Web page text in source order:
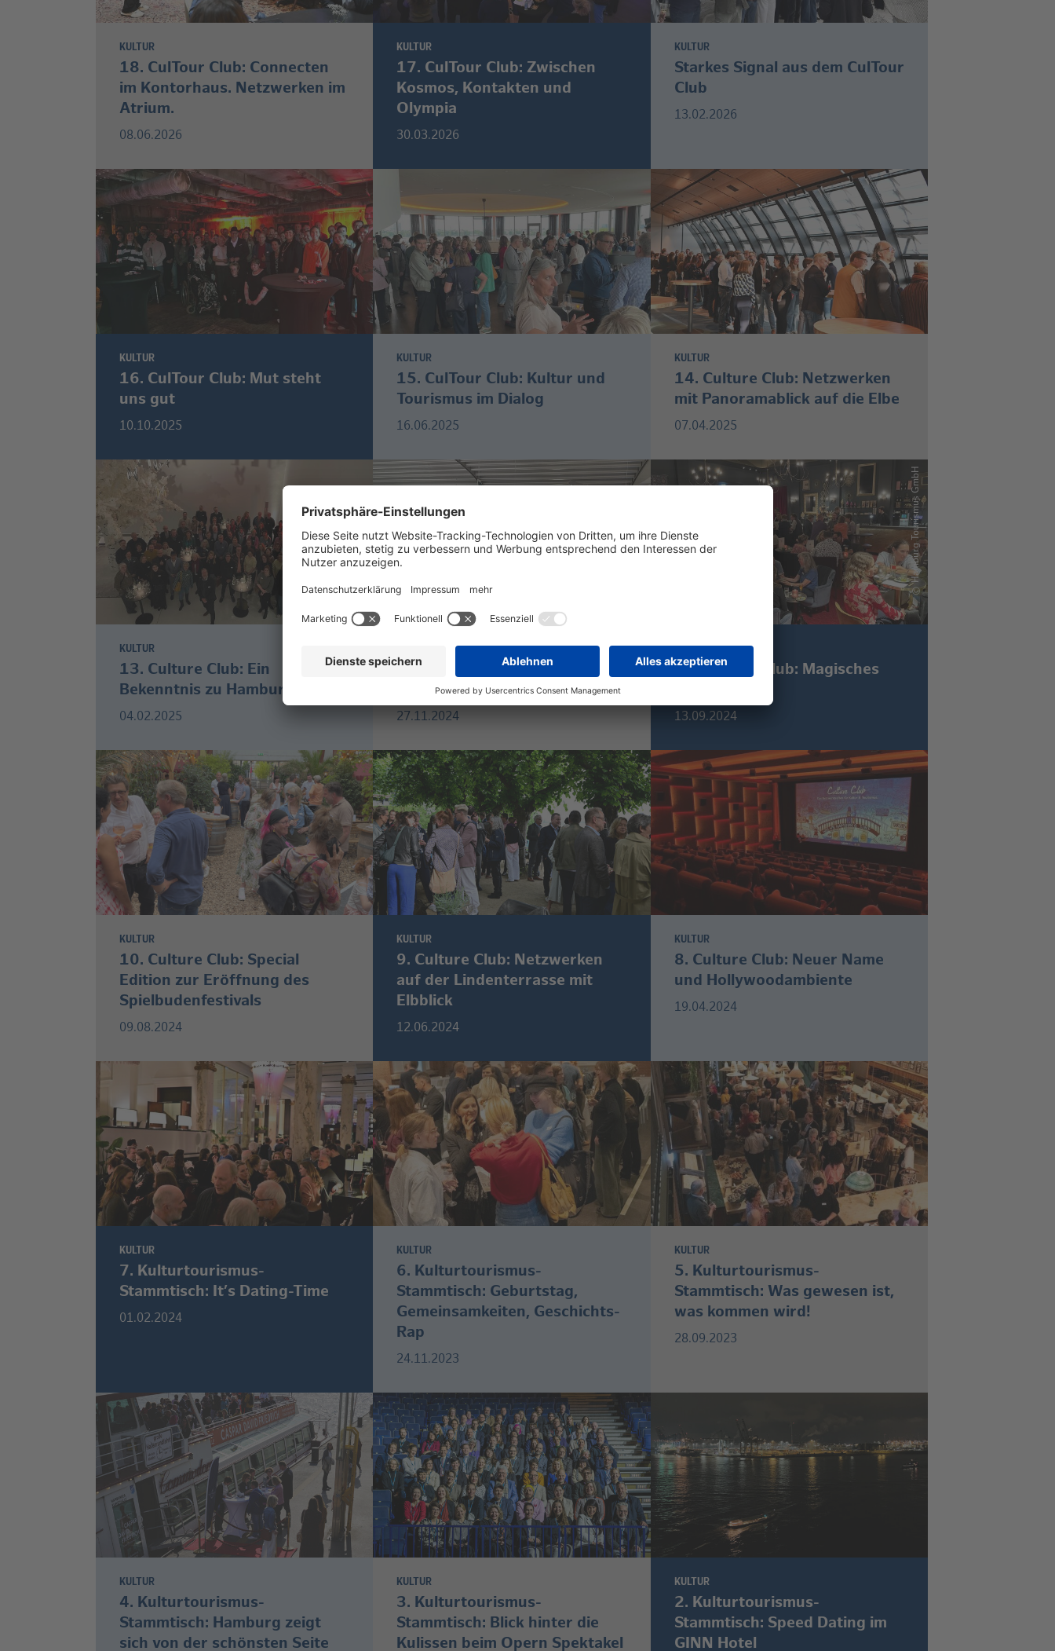
KULTUR
18. CulTour Club: Connecten
im Kontorhaus. Netzwerken im
Atrium.
08.06.2026
KULTUR
17. CulTour Club: Zwischen
Kosmos, Kontakten und
Olympia
30.03.2026
KULTUR
Starkes Signal aus dem CulTour
Club
13.02.2026
KULTUR
16. CulTour Club: Mut steht
uns gut
10.10.2025
KULTUR
15. CulTour Club: Kultur und
Tourismus im Dialog
16.06.2025
KULTUR
14. Culture Club: Netzwerken
mit Panoramablick auf die Elbe
07.04.2025
KULTUR
13. Culture Club: Ein
Bekenntnis zu Hamburg
04.02.2025
12. Culture Club: Fly on the
Wings of Love
27.11.2024
©
Hamburg Tourismus GmbH
KULTUR
11. Culture Club: Magisches
13.09.2024
KULTUR
10. Culture Club: Special
Edition zur Eröffnung des
Spielbudenfestivals
09.08.2024
KULTUR
9. Culture Club: Netzwerken
auf der Lindenterrasse mit
Elbblick
12.06.2024
KULTUR
8. Culture Club: Neuer Name
und Hollywoodambiente
19.04.2024
KULTUR
7. Kulturtourismus-
Stammtisch: It’s Dating-Time
01.02.2024
KULTUR
6. Kulturtourismus-
Stammtisch: Geburtstag,
Gemeinsamkeiten, Geschichts-
Rap
24.11.2023
KULTUR
5. Kulturtourismus-
Stammtisch: Was gewesen ist,
was kommen wird!
28.09.2023
KULTUR
4. Kulturtourismus-
Stammtisch: Hamburg zeigt
sich von der schönsten Seite
KULTUR
3. Kulturtourismus-
Stammtisch: Blick hinter die
Kulissen beim Opern Spektakel
KULTUR
2. Kulturtourismus-
Stammtisch: Speed Dating im
GINN Hotel